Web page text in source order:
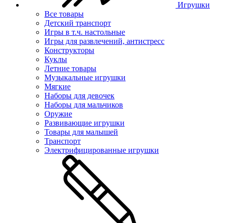
Игрушки
Все товары
Детский транспорт
Игры в т.ч. настольные
Игры для развлечений, антистресс
Конструкторы
Куклы
Летние товары
Музыкальные игрушки
Мягкие
Наборы для девочек
Наборы для мальчиков
Оружие
Развивающие игрушки
Товары для малышей
Транспорт
Электрифицированные игрушки